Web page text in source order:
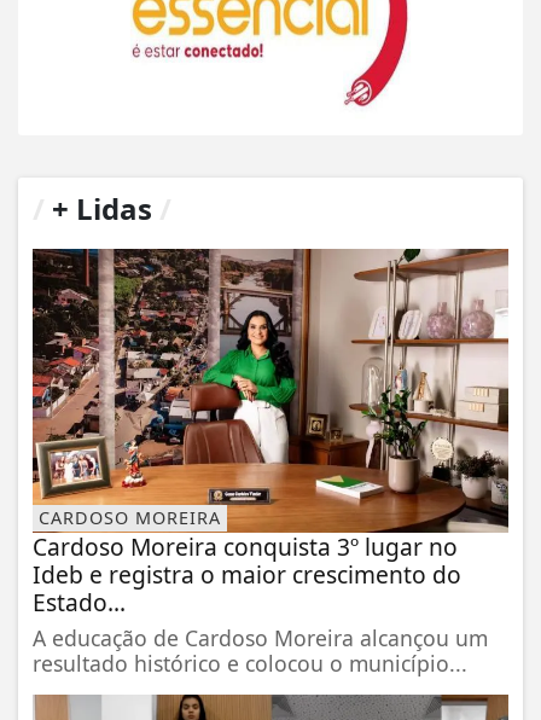
+ Lidas
CARDOSO MOREIRA
Cardoso Moreira conquista 3º lugar no
Ideb e registra o maior crescimento do
Estado...
A educação de Cardoso Moreira alcançou um
resultado histórico e colocou o município...